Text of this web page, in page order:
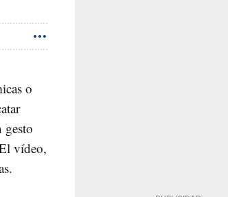
o
gesto
vídeo,